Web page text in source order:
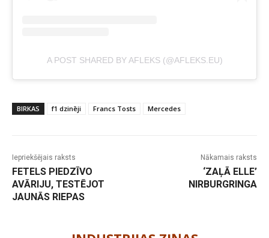
A POST SHARED BY AFLEKS (@AFLEKS.EU)
BIRKAS f1 dzinēji Francs Tosts Mercedes
Iepriekšējais raksts
FETELS PIEDZĪVO
AVĀRIJU, TESTĒJOT
JAUNĀS RIEPAS
Nākamais raksts
‘ZAĻĀ ELLE’
NIRBURGRINGA